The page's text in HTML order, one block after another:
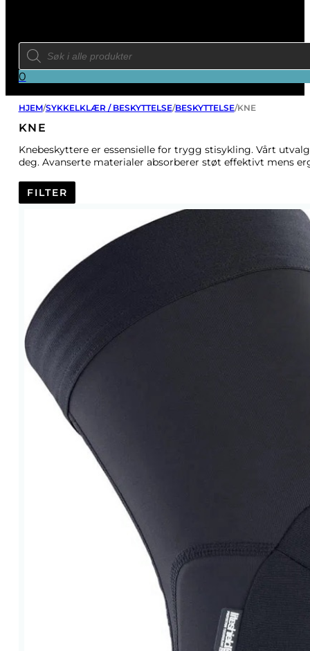
Products
search
0
HJEM/SYKKELKLÆR / BESKYTTELSE/BESKYTTELSE/KNE
KNE
Knebeskyttere er essensielle for trygg stisykling. Vårt
deg. Avanserte materialer absorberer støt effektivt mens
FILTER